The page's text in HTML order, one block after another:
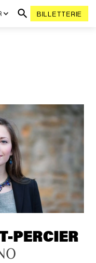
BILLETTERIE
PERCIER